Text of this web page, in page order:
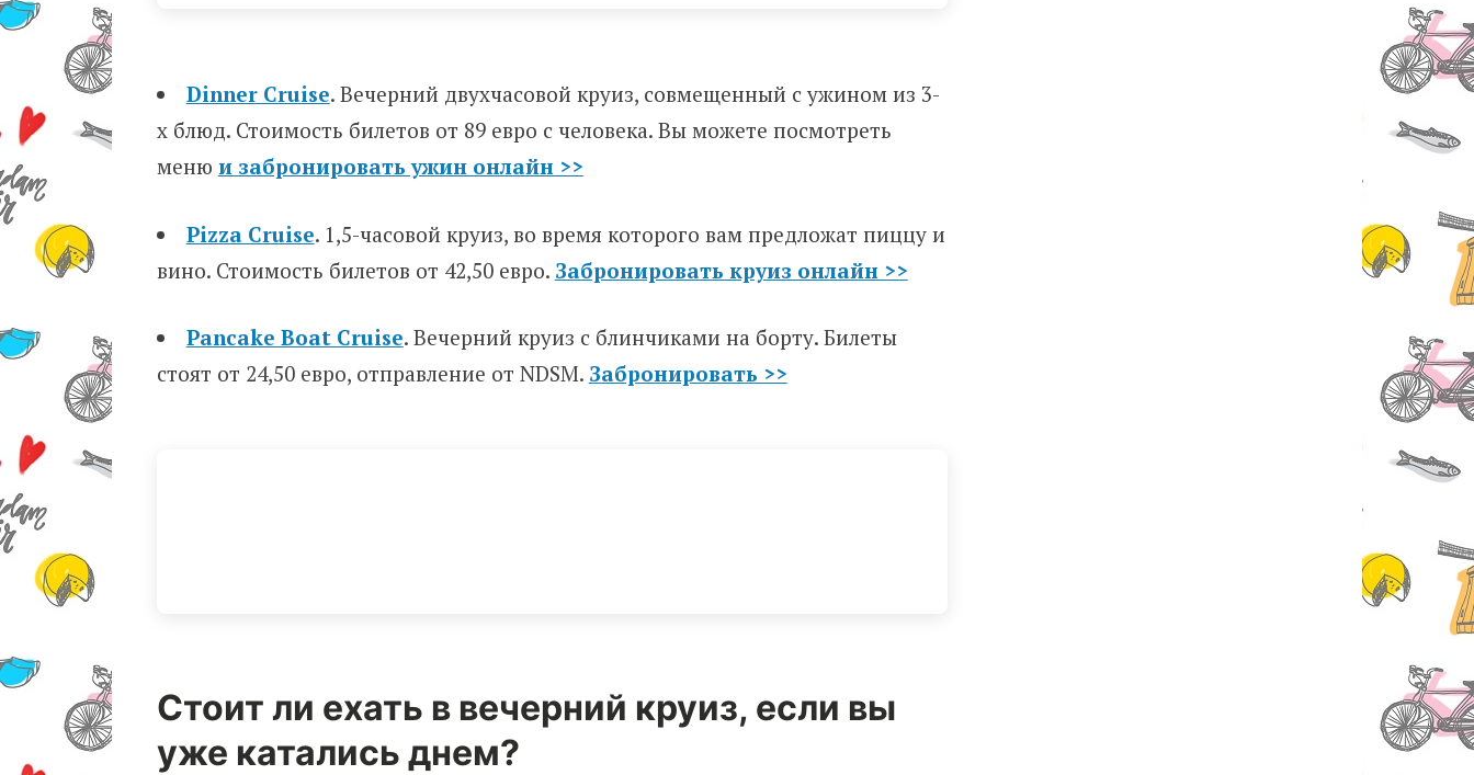
Dinner Cruise. Вечерний двухчасовой круиз, совмещенный с ужином из 3-
х блюд. Стоимость билетов от 89 евро с человека. Вы можете посмотреть
меню и забронировать ужин онлайн >>
Pizza Cruise. 1,5-часовой круиз, во время которого вам предложат пиццу и
вино. Стоимость билетов от 42,50 евро. Забронировать круиз онлайн >>
Pancake Boat Cruise. Вечерний круиз с блинчиками на борту. Билеты
стоят от 24,50 евро, отправление от NDSM. Забронировать >>
Стоит ли ехать в вечерний круиз, если вы
уже катались днем?